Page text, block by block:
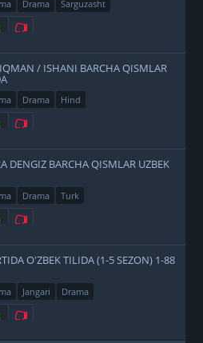
Drama Sarguzasht
/ ISHANI BARCHA QISMLAR
Drama Hind
DENGIZ BARCHA QISMLAR UZBEK
Drama Turk
O'ZBEK TILIDA (1-5 SEZON) 1-88
Jangari Drama